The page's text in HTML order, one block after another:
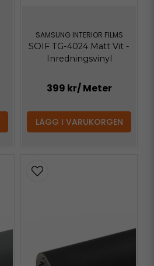
SAMSUNG INTERIOR FILMS
SOIF TG-4024 Matt Vit -
Inredningsvinyl
399 kr/ Meter
LÄGG I VARUKORGEN